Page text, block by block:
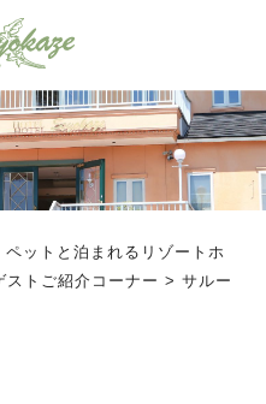
ペットと泊まれるリゾートホ
ストご紹介コーナー >サルー